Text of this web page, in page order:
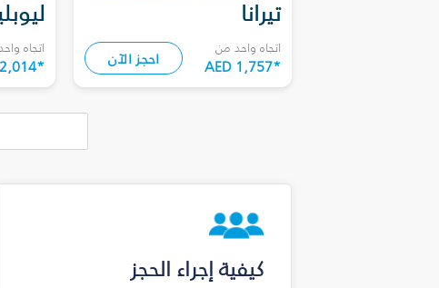
تيرانا
اتجاه واحد من
AED 1,757* احجز الآن اتجاه
*
كيفية إجراء الحجز